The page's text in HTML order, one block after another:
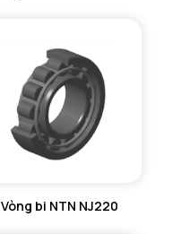
Vòng bi NTN NJ220